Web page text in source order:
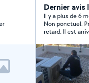
de
Dernier avis
Il y a plus de 6
Non ponctuel.
retard. Il est
remplacement
ce
à l'appui. Fait passer l'autre pour mauvaise foi. LOL ! Je ne
connais pas le
qui a réglé la